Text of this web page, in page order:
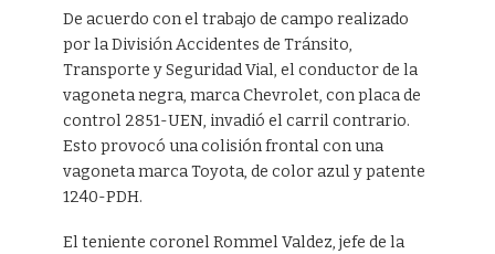
De acuerdo con el trabajo de campo realizado
por la División Accidentes de Tránsito,
Transporte y Seguridad Vial, el conductor de la
vagoneta negra, marca Chevrolet, con placa de
control 2851-UEN, invadió el carril contrario.
Esto provocó una colisión frontal con una
vagoneta marca Toyota, de color azul y patente
1240-PDH.
El teniente coronel Rommel Valdez, jefe de la